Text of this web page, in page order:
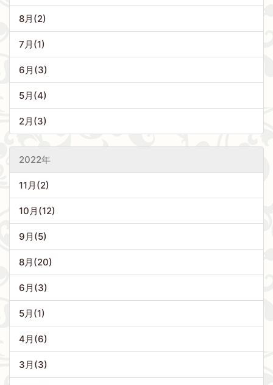
8月(2)
7月(1)
6月(3)
5月(4)
2月(3)
2022年
11月(2)
10月(12)
9月(5)
8月(20)
6月(3)
5月(1)
4月(6)
3月(3)